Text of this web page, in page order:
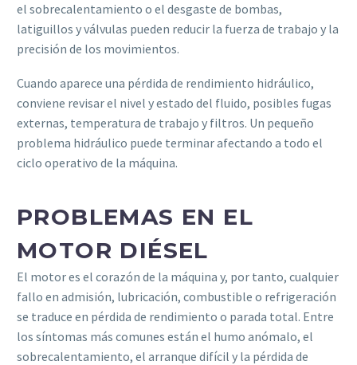
el sobrecalentamiento o el desgaste de bombas,
latiguillos y válvulas pueden reducir la fuerza de trabajo y la
precisión de los movimientos.
Cuando aparece una pérdida de rendimiento hidráulico,
conviene revisar el nivel y estado del fluido, posibles fugas
externas, temperatura de trabajo y filtros. Un pequeño
problema hidráulico puede terminar afectando a todo el
ciclo operativo de la máquina.
PROBLEMAS EN EL
MOTOR DIÉSEL
El motor es el corazón de la máquina y, por tanto, cualquier
fallo en admisión, lubricación, combustible o refrigeración
se traduce en pérdida de rendimiento o parada total. Entre
los síntomas más comunes están el humo anómalo, el
sobrecalentamiento, el arranque difícil y la pérdida de